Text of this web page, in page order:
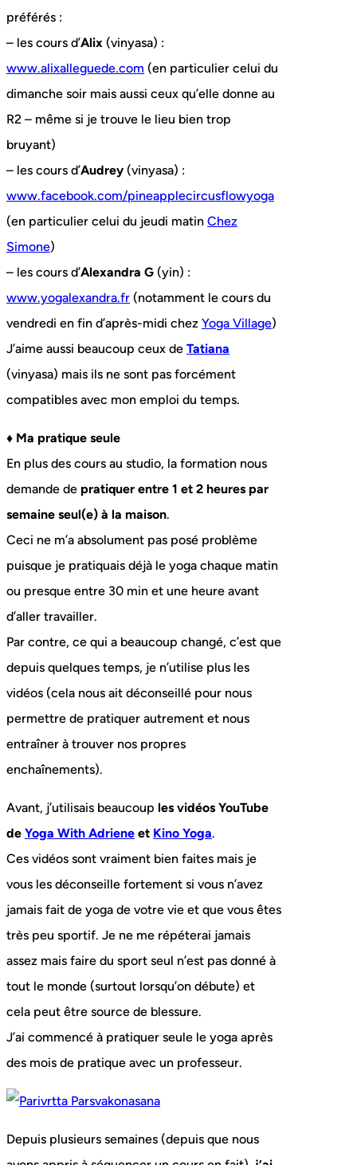
préférés :
– les cours d’Alix (vinyasa) :
www.alixalleguede.com (en particulier celui du
dimanche soir mais aussi ceux qu’elle donne au
R2 – même si je trouve le lieu bien trop
bruyant)
– les cours d’Audrey (vinyasa) :
www.facebook.com/pineapplecircusflowyoga
(en particulier celui du jeudi matin Chez
Simone)
– les cours d’Alexandra G (yin) :
www.yogalexandra.fr (notamment le cours du
vendredi en fin d’après-midi chez Yoga Village)
J’aime aussi beaucoup ceux de Tatiana
(vinyasa) mais ils ne sont pas forcément
compatibles avec mon emploi du temps.
♦ Ma pratique seule
En plus des cours au studio, la formation nous
demande de pratiquer entre 1 et 2 heures par
semaine seul(e) à la maison.
Ceci ne m’a absolument pas posé problème
puisque je pratiquais déjà le yoga chaque matin
ou presque entre 30 min et une heure avant
d’aller travailler.
Par contre, ce qui a beaucoup changé, c’est que
depuis quelques temps, je n’utilise plus les
vidéos (cela nous ait déconseillé pour nous
permettre de pratiquer autrement et nous
entraîner à trouver nos propres
enchaînements).
Avant, j’utilisais beaucoup les vidéos YouTube
de Yoga With Adriene et Kino Yoga.
Ces vidéos sont vraiment bien faites mais je
vous les déconseille fortement si vous n’avez
jamais fait de yoga de votre vie et que vous êtes
très peu sportif. Je ne me répéterai jamais
assez mais faire du sport seul n’est pas donné à
tout le monde (surtout lorsqu’on débute) et
cela peut être source de blessure.
J’ai commencé à pratiquer seule le yoga après
des mois de pratique avec un professeur.
Depuis plusieurs semaines (depuis que nous